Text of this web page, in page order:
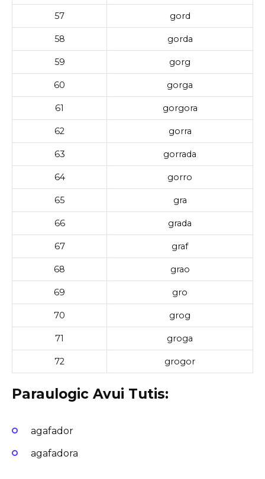
57 gord
58 gorda
59 gorg
60 gorga
61 gorgora
62 gorra
63 gorrada
64 gorro
65 gra
66 grada
67 graf
68 grao
69 gro
70 grog
71 groga
72 grogor
Paraulogic Avui Tutis:
agafador
agafadora